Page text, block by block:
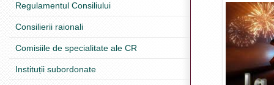
Regulamentul Consiliului
Consilierii raionali
Comisiile de specialitate ale CR
Instituții subordonate